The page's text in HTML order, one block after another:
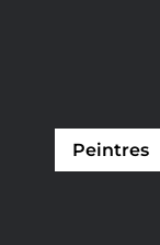
Peintres